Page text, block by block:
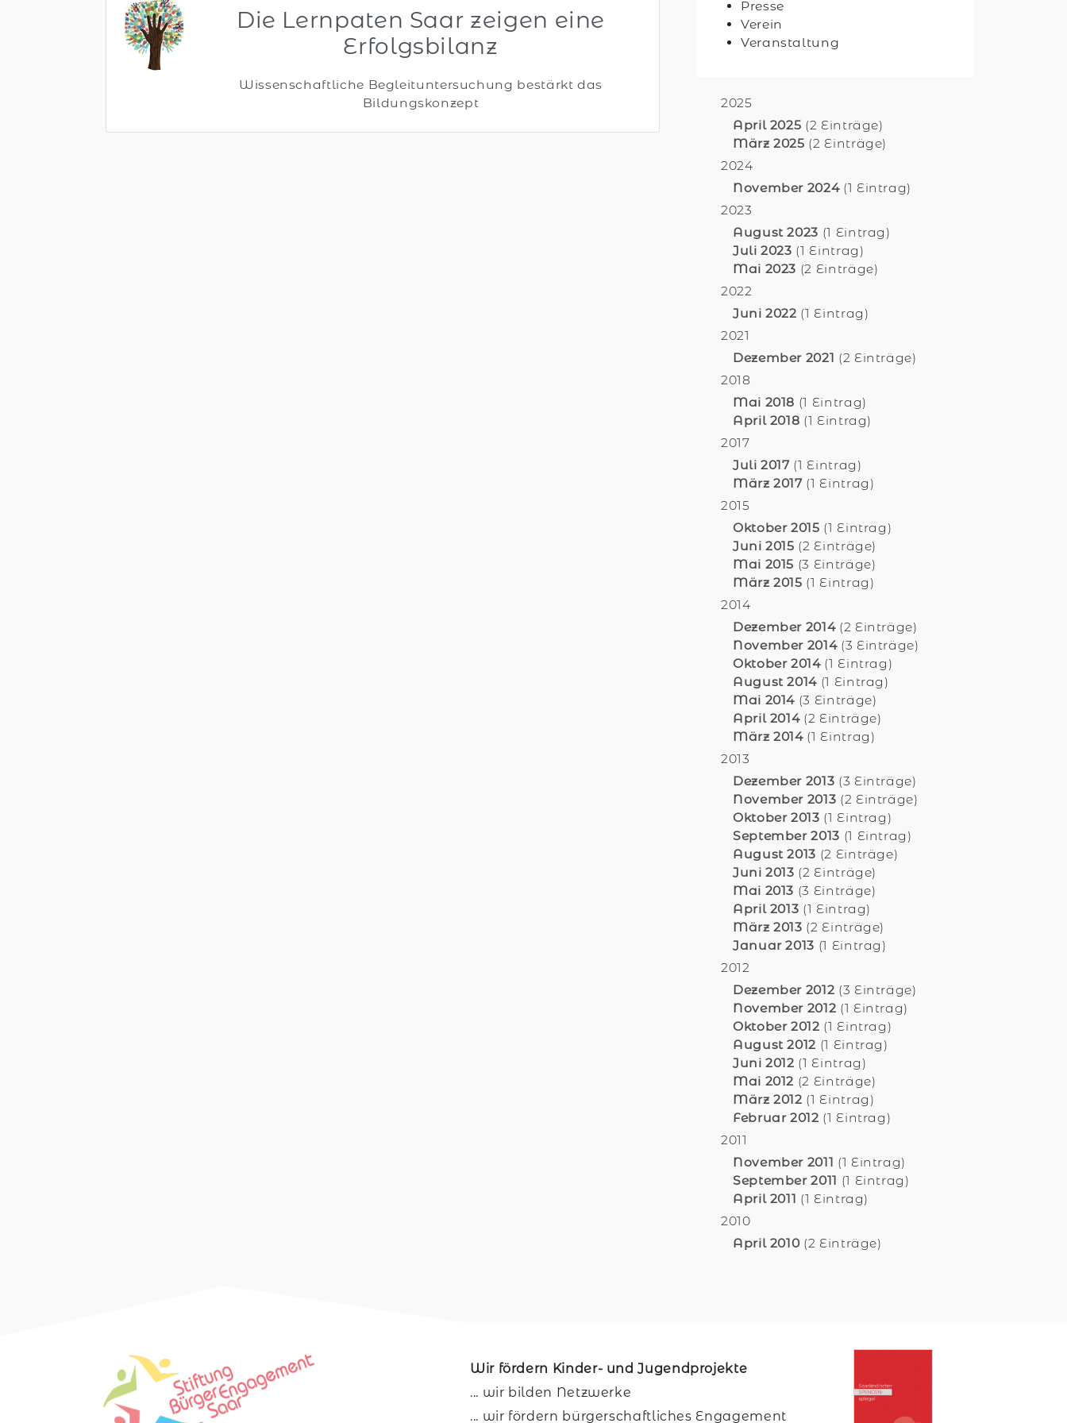
Presse
Verein
Veranstaltung
2025
April 2025 (2 Einträge)
März 2025 (2 Einträge)
2024
November 2024(1 Eintrag)
2023
August 2023 (1 Eintrag)
Juli 2023 (1 Eintrag)
Mai 2023 (2 Einträge)
2022
Juni 2022 (1 Eintrag)
2021
Dezember 2021 (2 Einträge)
2018
Mai 2018 (1 Eintrag)
April 2018 (1 Eintrag)
2017
Juli 2017(1 Eintrag)
März 2017(1 Eintrag)
2015
Oktober 2015 (1 Eintrag)
Juni 2015 (2 Einträge)
Mai 2015 (3 Einträge)
März 2015 (1 Eintrag)
2014
Dezember 2014(2 Einträge)
November 2014(3 Einträge)
Oktober 2014(1 Eintrag)
August 2014 (1 Eintrag)
Mai 2014 (3 Einträge)
April 2014(2 Einträge)
März 2014(1 Eintrag)
2013
Dezember 2013 (3 Einträge)
November 2013 (2 Einträge)
Oktober 2013 (1 Eintrag)
September 2013 (1 Eintrag)
August 2013 (2 Einträge)
Juni 2013 (2 Einträge)
Mai 2013 (3 Einträge)
April 2013 (1 Eintrag)
März 2013 (2 Einträge)
Januar 2013 (1 Eintrag)
2012
Dezember 2012 (3 Einträge)
November 2012 (1 Eintrag)
Oktober 2012 (1 Eintrag)
August 2012 (1 Eintrag)
Juni 2012 (1 Eintrag)
Mai 2012 (2 Einträge)
März 2012 (1 Eintrag)
Februar 2012 (1 Eintrag)
2011
November 2011 (1 Eintrag)
September 2011 (1 Eintrag)
April 2011 (1 Eintrag)
2010
April 2010(2 Einträge)
Die Lernpaten Saar zeigen eine
Erfolgsbilanz
Wissenschaftliche Begleituntersuchung bestärkt das
Bildungskonzept
Wir fördern Kinder- und Jugendprojekte
... wir bilden Netzwerke
... wir fördern bürgerschaftliches Engagement